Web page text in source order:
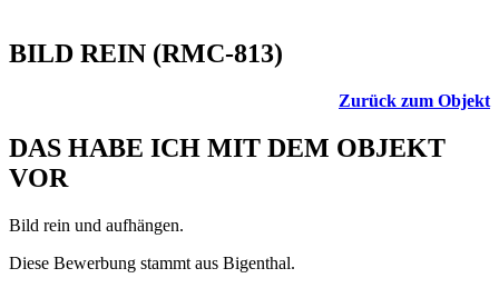
BILD REIN (RMC-813)
Zurück zum Objekt
DAS HABE ICH MIT DEM OBJEKT
VOR
Bild rein und aufhängen.
Diese Bewerbung stammt aus Bigenthal.